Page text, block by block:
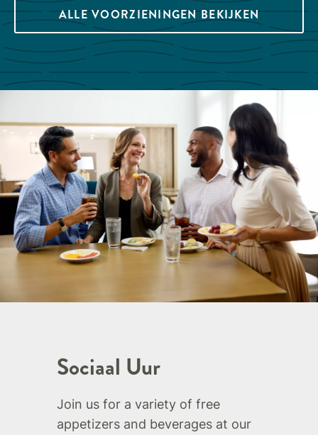
ALLE VOORZIENINGEN BEKIJKEN
Sociaal Uur
Join us for a variety of free
appetizers and beverages at our